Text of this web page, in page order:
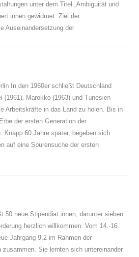
unter dem Titel „Ambiguität und
gewidmet. Ziel der
Auseinandersetzung der
In den 1960er schließt Deutschland
(1961), Marokko (1963) und Tunesien
Arbeitskräfte in das Land zu holen. Bis in
der ersten Generation der
Knapp 60 Jahre später, begeben sich
auf eine Spurensuche der ersten
50 neue Stipendiat:innen, darunter sieben
herzlich willkommen. Vom 14.-16.
Jahrgang 9.2 im Rahmen der
Sie lernten sich untereinander